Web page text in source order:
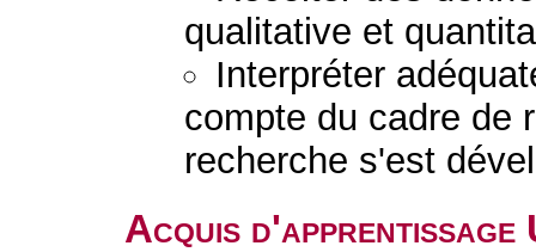
qualitative et
Interpréter
compte du cadre de
recherche s'est
Acquis d'apprentissage